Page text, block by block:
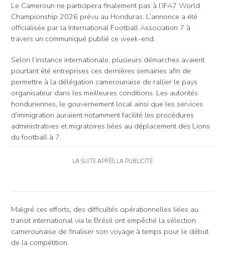
Le Cameroun ne participera finalement pas à l’IFA7 World
Championship 2026 prévu au Honduras. L’annonce a été
officialisée par la International Football Association 7 à
travers un communiqué publié ce week-end.
Selon l’instance internationale, plusieurs démarches avaient
pourtant été entreprises ces dernières semaines afin de
permettre à la délégation camerounaise de rallier le pays
organisateur dans les meilleures conditions. Les autorités
honduriennes, le gouvernement local ainsi que les services
d’immigration auraient notamment facilité les procédures
administratives et migratoires liées au déplacement des Lions
du football à 7.
LA SUITE APRÈS LA PUBLICITÉ
Malgré ces efforts, des difficultés opérationnelles liées au
transit international via le Brésil ont empêché la sélection
camerounaise de finaliser son voyage à temps pour le début
de la compétition.